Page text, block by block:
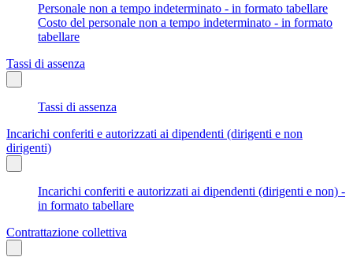
Personale non a tempo indeterminato - in formato tabellare
Costo del personale non a tempo indeterminato - in formato
tabellare
Tassi di assenza
Tassi di assenza
Incarichi conferiti e autorizzati ai dipendenti (dirigenti e non
dirigenti)
Incarichi conferiti e autorizzati ai dipendenti (dirigenti e non) -
in formato tabellare
Contrattazione collettiva